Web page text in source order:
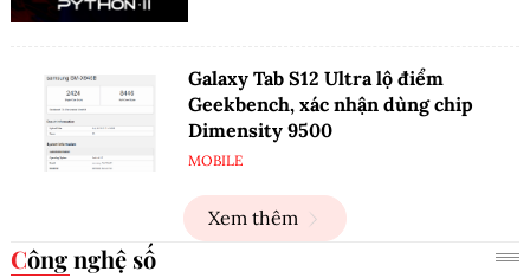
Galaxy Tab S12 Ultra lộ điểm
Geekbench, xác nhận dùng chip
Dimensity 9500
MOBILE
Xem thêm
Công nghệ số